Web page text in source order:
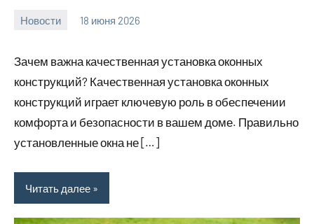
Новости 18 июня 2026
Зачем важна качественная установка оконных
конструкций? Качественная установка оконных
конструкций играет ключевую роль в обеспечении
комфорта и безопасности в вашем доме. Правильно
установленные окна не […]
Читать далее